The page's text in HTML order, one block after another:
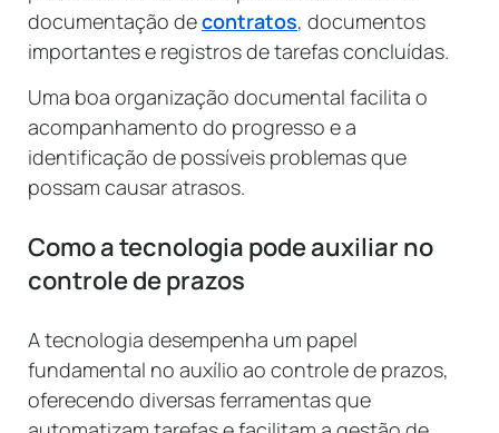
documentação decontratos, documentos
importantes e registros de tarefas concluídas.
Uma boa organização documental facilita o
acompanhamento do progresso e a
identificação de possíveis problemas que
possam causar atrasos.
Como a tecnologia pode auxiliar no
controle de prazos
A tecnologia desempenha um papel
fundamental no auxílio ao controle de prazos,
oferecendo diversas ferramentas que